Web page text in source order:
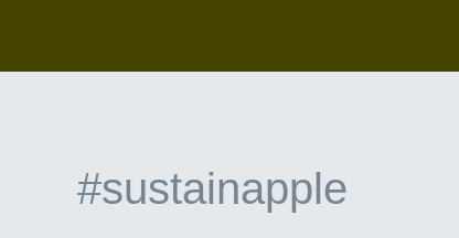
#sustainapple